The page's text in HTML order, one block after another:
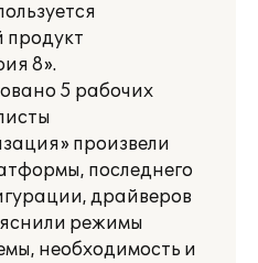
8».
5 рабочих
произвели
последнего
драйверов
режимы
необходимость и